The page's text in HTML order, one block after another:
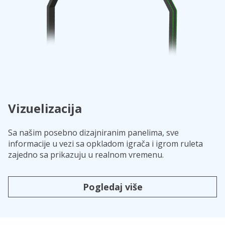
Vizuelizacija
Sa našim posebno dizajniranim panelima, sve
informacije u vezi sa opkladom igrača i igrom ruleta
zajedno sa prikazuju u realnom vremenu.
Pogledaj više